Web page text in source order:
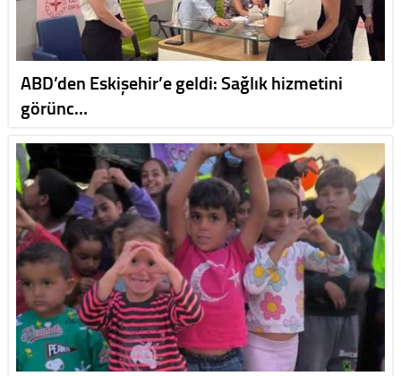
ABD’den Eskişehir’e geldi: Sağlık hizmetini
görünc…